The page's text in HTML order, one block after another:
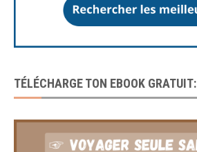
TÉLÉCHARGE TON EBOOK GRATUIT: